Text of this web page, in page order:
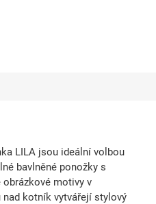
LILA jsou ideální volbou
bavlněné ponožky s
motivy v
nad kotník vytvářejí stylový